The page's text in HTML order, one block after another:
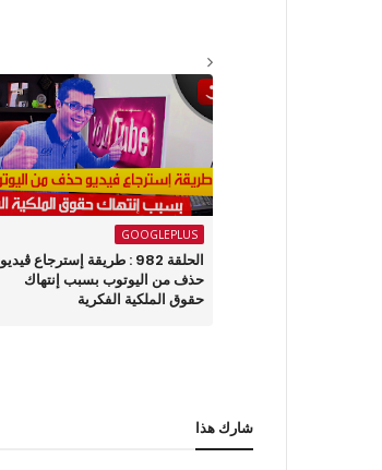
GOOGLEPLUS
الحلقة 982 : طريقة إسترجاع ڤيديو
حذف من اليوتوب بسبب إنتهاك
حقوق الملكية الفكرية
شارك هذا